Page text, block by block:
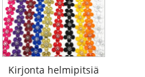
Kirjonta helmipitsiä